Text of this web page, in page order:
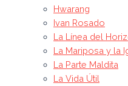
Hwarang
Ivan Rosado
La Línea del
La Mariposa y la
La Parte Maldita
La Vida Útil